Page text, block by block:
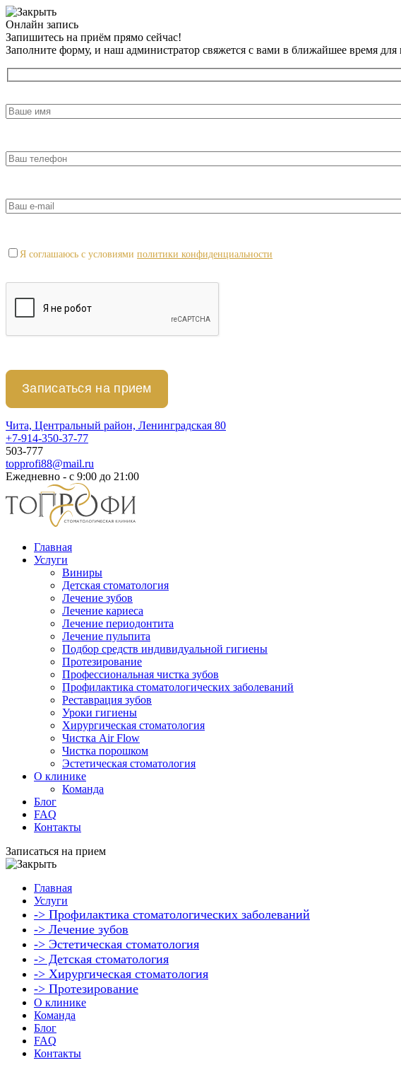
Онлайн запись
Запишитесь на приём прямо сейчас!
Заполните форму, и наш администратор свяжется с вами в ближайшее время для
Я соглашаюсь с условиями политики конфиденциальности
Чита, Центральный район, Ленинградская 80
+7-914-350-37-77
503-777
topprofi88@mail.ru
Ежедневно - с 9:00 до 21:00
Главная
Услуги
Виниры
Детская стоматология
Лечение зубов
Лечение кариеса
Лечение периодонтита
Лечение пульпита
Подбор средств индивидуальной гигиены
Протезирование
Профессиональная чистка зубов
Профилактика стоматологических заболеваний
Реставрация зубов
Уроки гигиены
Хирургическая стоматология
Чистка Air Flow
Чистка порошком
Эстетическая стоматология
О клинике
Команда
Блог
FAQ
Контакты
Записаться на прием
Главная
Услуги
-> Профилактика стоматологических заболеваний
-> Лечение зубов
-> Эстетическая стоматология
-> Детская стоматология
-> Хирургическая стоматология
-> Протезирование
О клинике
Команда
Блог
FAQ
Контакты